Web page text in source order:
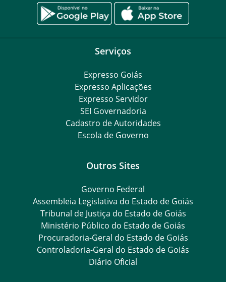
Serviços
Expresso Goiás
Expresso Aplicações
Expresso Servidor
SEI Governadoria
Cadastro de Autoridades
Escola de Governo
Outros Sites
Governo Federal
Assembleia Legislativa do Estado de Goiás
Tribunal de Justiça do Estado de Goiás
Ministério Público do Estado de Goiás
Procuradoria-Geral do Estado de Goiás
Controladoria-Geral do Estado de Goiás
Diário Oficial